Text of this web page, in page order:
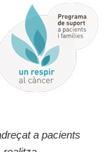
a pacients